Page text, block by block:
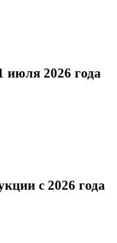
июля 2026 года
с 2026 года